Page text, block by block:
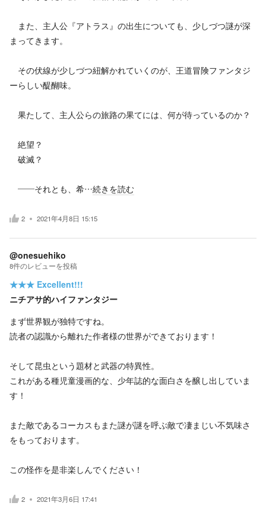
また、主人公『アトラス』の出生についても、少しづつ謎が深
まってきます。
その伏線が少しづつ紐解かれていくのが、王道冒険ファンタジ
ーらしい醍醐味。
果たして、主人公らの旅路の果てには、何が待っているのか？
絶望？
破滅？
——それとも、希…続きを読む
2 2021年4月8日 15:15
@onesuehiko
8件のレビューを投稿
★★★ Excellent!!!
ニチアサ的ハイファンタジー
まず世界観が独特ですね。
読者の認識から離れた作者様の世界ができております！
そして昆虫という題材と武器の特異性。
これがある種児童漫画的な、少年誌的な面白さを醸し出していま
す！
また敵であるコーカスもまた謎が謎を呼ぶ敵で凄まじい不気味さ
をもっております。
この怪作を是非楽しんでください！
2 2021年3月6日 17:41